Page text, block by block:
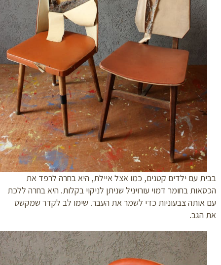
עם ילדים קטנים, כמו אצל איילת, היא בחרה לרפד את
בחומר דמוי עורויניל שניתן לניקוי בקלות. היא בחרה ללכת
אותה צבעוניות כדי לשמר את העבר. שימו לב לקדר שמקשט
הגב.